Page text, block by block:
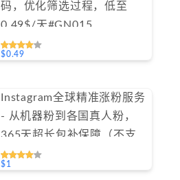
码，优化筛选过程，低至
0.49$/天#GN015
$0.49
Instagram全球精准涨粉服务
- 从机器粉到各国真人粉，
365天超长包补保障（不支
持免费测试）
$1